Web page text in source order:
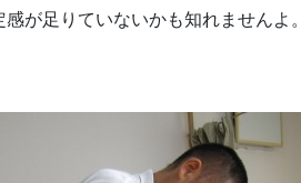
が足りていないかも知れませんよ。